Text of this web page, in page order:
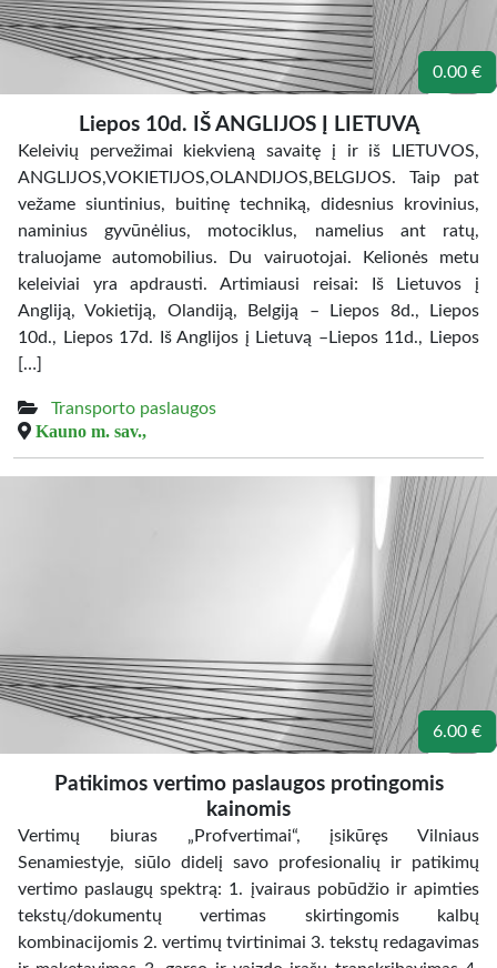
0.00 €
Liepos 10d. IŠ ANGLIJOS Į LIETUVĄ
Keleivių pervežimai kiekvieną savaitę į ir iš LIETUVOS,
ANGLIJOS,VOKIETIJOS,OLANDIJOS,BELGIJOS. Taip pat
vežame siuntinius, buitinę techniką, didesnius krovinius,
naminius gyvūnėlius, motociklus, namelius ant ratų,
traluojame automobilius. Du vairuotojai. Kelionės metu
keleiviai yra apdrausti. Artimiausi reisai: Iš Lietuvos į
Angliją, Vokietiją, Olandiją, Belgiją – Liepos 8d., Liepos
10d., Liepos 17d. Iš Anglijos į Lietuvą –Liepos 11d., Liepos
[…]
Transporto paslaugos
Kauno m. sav.,
6.00 €
Patikimos vertimo paslaugos protingomis
kainomis
Vertimų biuras „Profvertimai“, įsikūręs Vilniaus
Senamiestyje, siūlo didelį savo profesionalių ir patikimų
vertimo paslaugų spektrą: 1. įvairaus pobūdžio ir apimties
tekstų/dokumentų vertimas skirtingomis kalbų
kombinacijomis 2. vertimų tvirtinimai 3. tekstų redagavimas